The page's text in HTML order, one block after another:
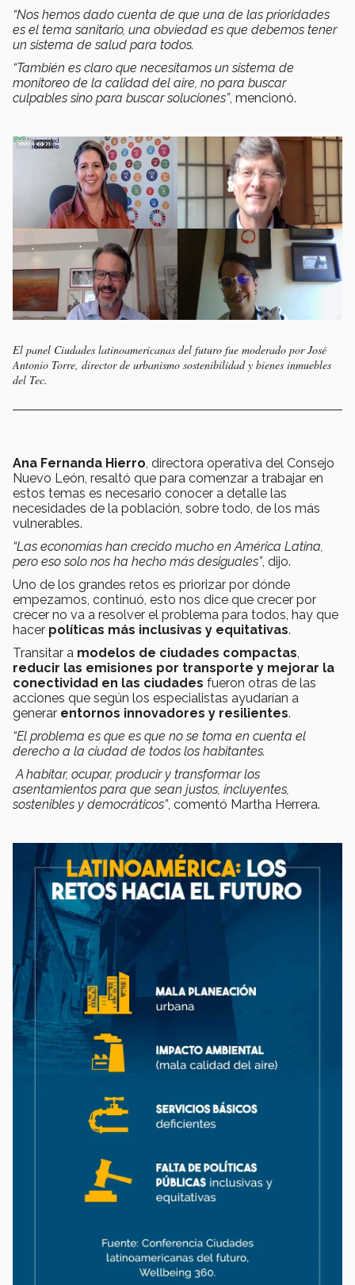
“Nos hemos dado cuenta de que una de las prioridades
es el tema sanitario, una obviedad es que debemos tener
un sistema de salud para todos.
“También es claro que necesitamos un sistema de
monitoreo de la calidad del aire, no para buscar
culpables sino para buscar soluciones”, mencionó.
El panel Ciudades latinoamericanas del futuro fue moderado por José
Antonio Torre, director de urbanismo sostenibilidad y bienes inmuebles
del Tec.
Ana Fernanda Hierro, directora operativa del Consejo
Nuevo León, resaltó que para comenzar a trabajar en
estos temas es necesario conocer a detalle las
necesidades de la población, sobre todo, de los más
vulnerables.
“Las economías han crecido mucho en América Latina,
pero eso solo nos ha hecho más desiguales”, dijo.
Uno de los grandes retos es priorizar por dónde
empezamos, continuó, esto nos dice que crecer por
crecer no va a resolver el problema para todos, hay que
hacer políticas más inclusivas y equitativas.
Transitar a modelos de ciudades compactas,
reducir las emisiones por transporte y mejorar la
conectividad en las ciudades fueron otras de las
acciones que según los especialistas ayudarían a
generar entornos innovadores y resilientes.
“El problema es que es que no se toma en cuenta el
derecho a la ciudad de todos los habitantes.
A habitar, ocupar, producir y transformar los
asentamientos para que sean justos, incluyentes,
sostenibles y democráticos”, comentó Martha Herrera.